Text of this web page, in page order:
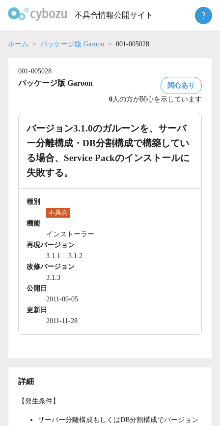
不具合情報公開サイト ?
ホーム パッケージ版 Garoon 001-005028
001-005028
パッケージ版 Garoon
関心あり
0 人の方が関心を示しています
バージョン3.1.0のガルーンを、サーバ
ー分離構成・DB分割構成で構築してい
る場合、Service Packのインストールに
失敗する。
種別
不具合
機能
インストーラー
再現バージョン
3.1.1
3.1.2
改修バージョン
3.1.3
公開日
2011-09-05
更新日
2011-11-28
詳細
【発生条件】
サーバー分離構成もしくはDB分割構成でバージョン